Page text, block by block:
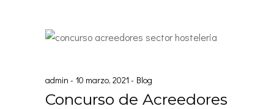
admin 10 marzo, 2021 Blog
Concurso de Acreedores